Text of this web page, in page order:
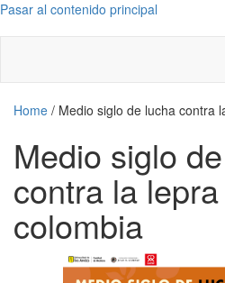
Pasar al contenido principal
Home / Medio siglo de lucha contra
Medio siglo
contra la
colombia